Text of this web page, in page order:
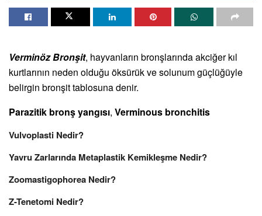
Verminöz Bronşit, hayvanların bronşlarında akciğer kıl
kurtlarının neden olduğu öksürük ve solunum güçlüğüyle
belirgin bronşit tablosuna denir.
Parazitik bronş yangısı, Verminous bronchitis
Vulvoplasti Nedir?
Yavru Zarlarında Metaplastik Kemikleşme Nedir?
Zoomastigophorea Nedir?
Z-Tenetomi Nedir?